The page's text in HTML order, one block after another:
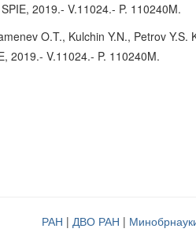
2019.- V.11024.- P. 110240M.
O.T., Kulchin Y.N., Petrov
2019.- V.11024.- P. 110240M.
РАН | ДВО РАН |